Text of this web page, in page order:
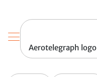
Aerotelegraph logo